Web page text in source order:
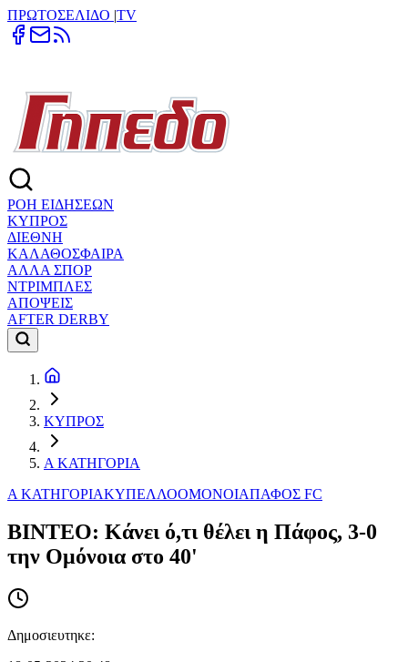
ΠΡΩΤΟΣΕΛΙΔΟ |TV
ΡΟΗ ΕΙΔΗΣΕΩΝ
ΚΥΠΡΟΣ
ΔΙΕΘΝΗ
ΚΑΛΑΘΟΣΦΑΙΡΑ
ΑΛΛΑ ΣΠΟΡ
ΝΤΡΙΜΠΛΕΣ
ΑΠΟΨΕΙΣ
AFTER DERBY
ΚΥΠΡΟΣ
Α ΚΑΤΗΓΟΡΙΑ
Α ΚΑΤΗΓΟΡΙΑΚΥΠΕΛΛΟΟΜΟΝΟΙΑΠΑΦΟΣ FC
ΒΙΝΤΕΟ: Kάνει ό,τι θέλει η Πάφος, 3-0
την Ομόνοια στο 40'
Δημοσιευτηκε: